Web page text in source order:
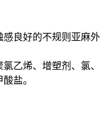
良好的不规则亚麻外
乙烯、增塑剂、氯、
盐。